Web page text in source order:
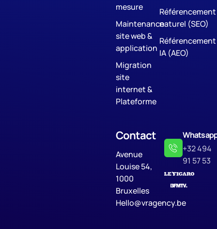
mesure
Maintenance
site web &
application
Migration
site
internet &
Plateforme
Référencement
naturel (SEO)
Référencement
IA (AEO)
Contact
Avenue
Louise 54,
1000
Bruxelles
Hello@vragency.be
+32 494
91 57 53